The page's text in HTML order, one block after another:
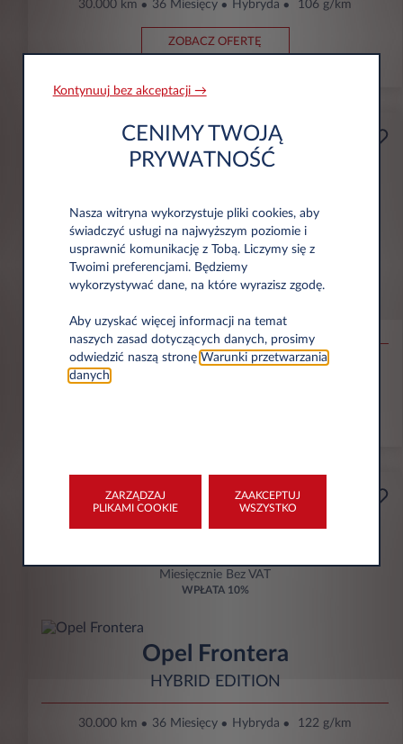
30.000 km 36 Miesięcy Hybryda 106 g/km
ZOBACZ OFERTĘ
Przedsiębiorca
Od
Miesięcznie Bez VAT
WPŁATA10%
Citroën C4
MAX
30.000 km 36 Miesięcy Hybryda 106 g/km
Przedsiębiorca
Miesięcznie Bez VAT
WPŁATA 10%
Opel Frontera
HYBRID EDITION
30.000 km 36 Miesięcy Hybryda 122 g/km
Kontynuuj bez akceptacji →
CENIMY TWOJĄ
PRYWATNOŚĆ
Nasza witryna wykorzystuje pliki cookies, aby
świadczyć usługi na najwyższym poziomie i
usprawnić komunikację z Tobą. Liczymy się z
Twoimi preferencjami. Będziemy
wykorzystywać dane, na które wyrazisz zgodę.
Aby uzyskać więcej informacji na temat
naszych zasad dotyczących danych, prosimy
odwiedzić naszą stronę Warunki przetwarzania
danych.
ZARZĄDZAJ
PLIKAMI COOKIE
ZAAKCEPTUJ
WSZYSTKO